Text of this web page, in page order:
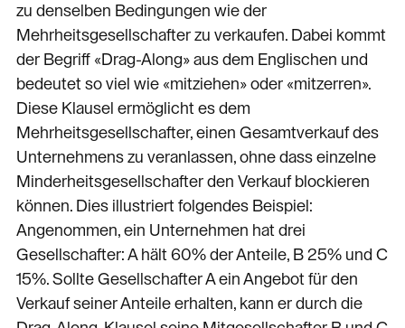
zu denselben Bedingungen wie der
Mehrheitsgesellschafter zu verkaufen. Dabei kommt
der Begriff «Drag-Along» aus dem Englischen und
bedeutet so viel wie «mitziehen» oder «mitzerren».
Diese Klausel ermöglicht es dem
Mehrheitsgesellschafter, einen Gesamtverkauf des
Unternehmens zu veranlassen, ohne dass einzelne
Minderheitsgesellschafter den Verkauf blockieren
können. Dies illustriert folgendes Beispiel:
Angenommen, ein Unternehmen hat drei
Gesellschafter: A hält 60% der Anteile, B 25% und C
15%. Sollte Gesellschafter A ein Angebot für den
Verkauf seiner Anteile erhalten, kann er durch die